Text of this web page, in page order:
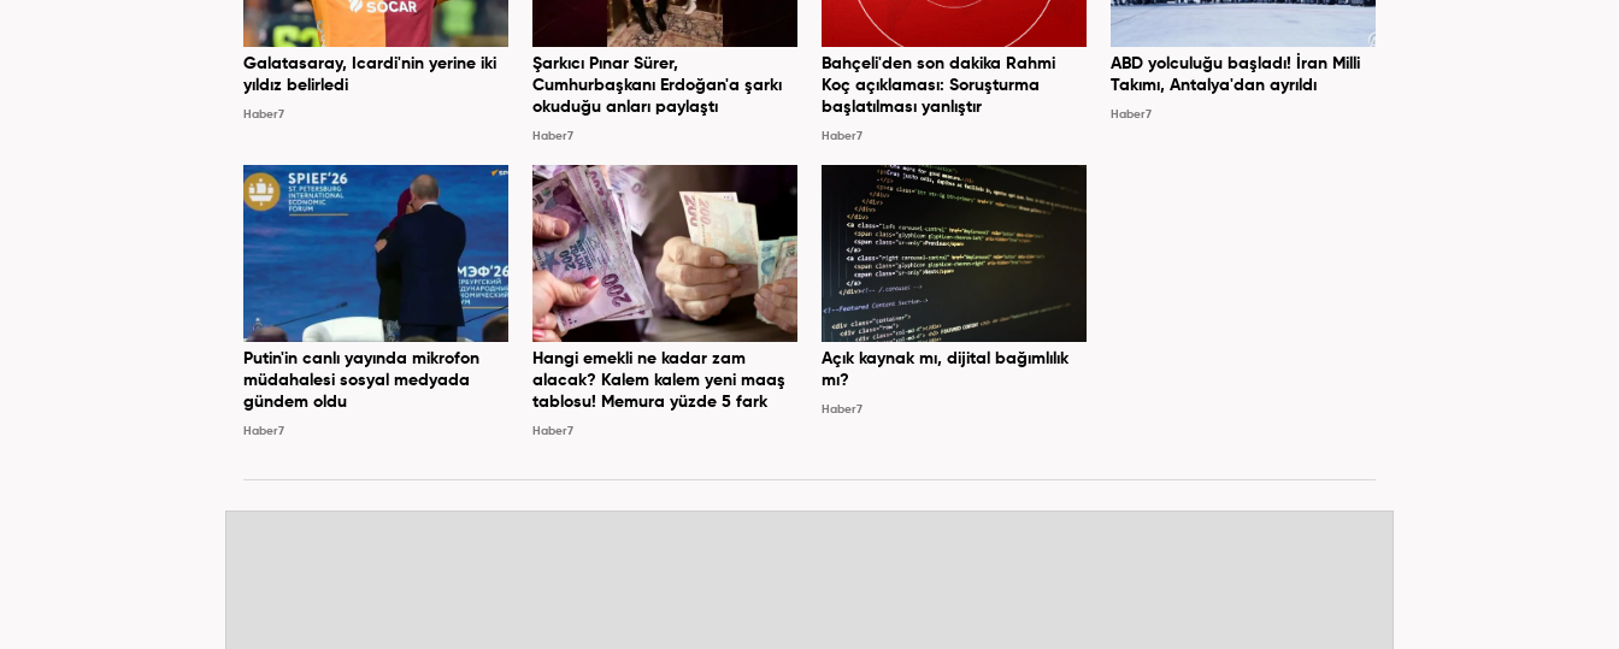
Galatasaray, Icardi'nin yerine iki
yıldız belirledi
Haber7
Şarkıcı Pınar Sürer,
Cumhurbaşkanı Erdoğan'a şarkı
okuduğu anları paylaştı
Haber7
Bahçeli'den son dakika Rahmi
Koç açıklaması: Soruşturma
başlatılması yanlıştır
Haber7
ABD yolculuğu başladı! İran Milli
Takımı, Antalya'dan ayrıldı
Haber7
Putin'in canlı yayında mikrofon
müdahalesi sosyal medyada
gündem oldu
Haber7
Hangi emekli ne kadar zam
alacak? Kalem kalem yeni maaş
tablosu! Memura yüzde 5 fark
Haber7
Açık kaynak mı, dijital bağımlılık
mı?
Haber7